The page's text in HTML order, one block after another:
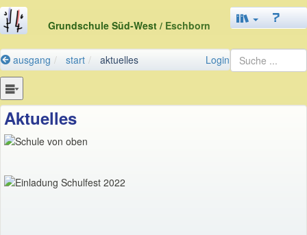
Grundschule Süd-West / Eschborn
ausgang start aktuelles Login
Aktuelles